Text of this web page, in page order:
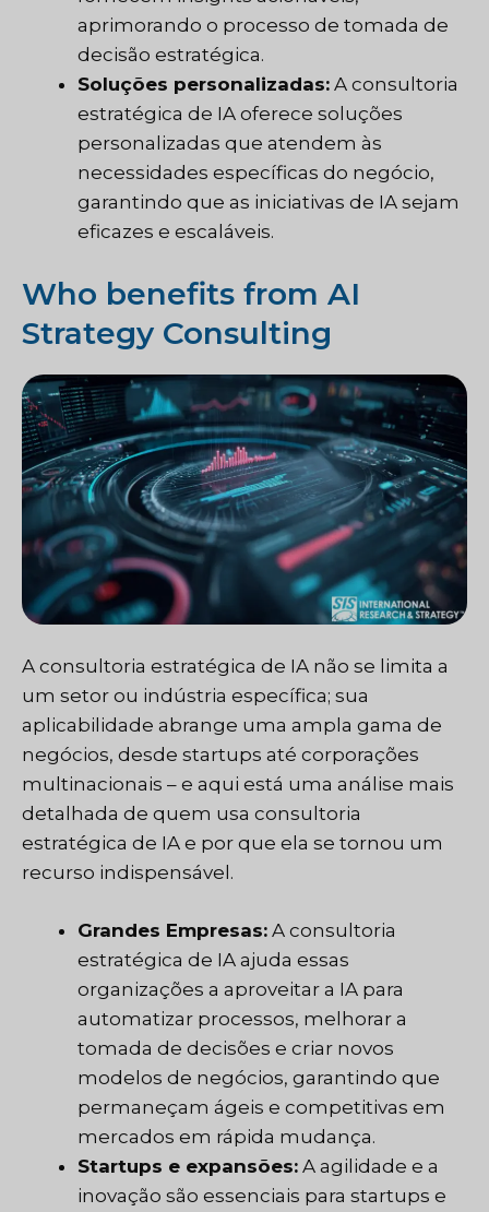
aprimorando o processo de tomada de
decisão estratégica.
Soluções personalizadas: A consultoria
estratégica de IA oferece soluções
personalizadas que atendem às
necessidades específicas do negócio,
garantindo que as iniciativas de IA sejam
eficazes e escaláveis.
Who benefits from AI
Strategy Consulting
A consultoria estratégica de IA não se limita a
um setor ou indústria específica; sua
aplicabilidade abrange uma ampla gama de
negócios, desde startups até corporações
multinacionais – e aqui está uma análise mais
detalhada de quem usa consultoria
estratégica de IA e por que ela se tornou um
recurso indispensável.
Grandes Empresas: A consultoria
estratégica de IA ajuda essas
organizações a aproveitar a IA para
automatizar processos, melhorar a
tomada de decisões e criar novos
modelos de negócios, garantindo que
permaneçam ágeis e competitivas em
mercados em rápida mudança.
Startups e expansões: A agilidade e a
inovação são essenciais para startups e